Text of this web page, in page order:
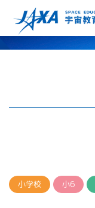
小学校 小6